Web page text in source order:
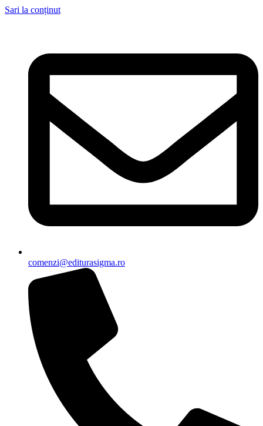
Sari la conținut
comenzi@editurasigma.ro